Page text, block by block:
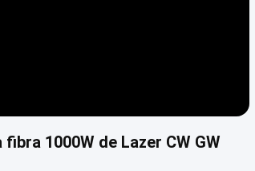
1000W de Lazer CW GW